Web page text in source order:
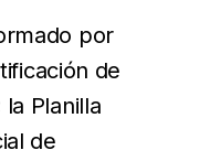
por
de
la Planilla
de